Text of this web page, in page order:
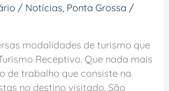
/ Notícias Ponta Grossa /
modalidades de turismo que
Receptivo. Que nada mais
de trabalho que consiste na
no destino visitado. São